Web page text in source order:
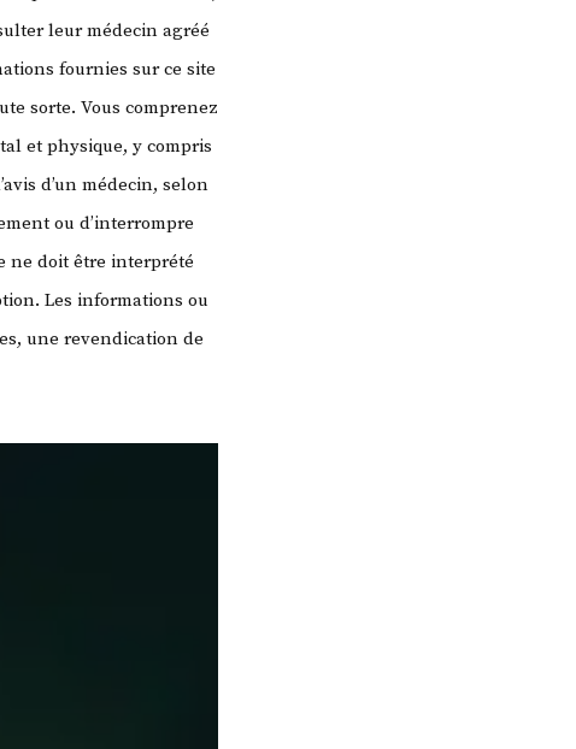
leur médecin agréé
fournies sur ce site
sorte. Vous comprenez
et physique, y compris
d’un médecin, selon
ou d’interrompre
ne doit être interprété
Les informations ou
une revendication de